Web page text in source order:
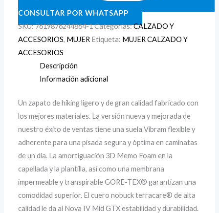
CONSULTAR POR WHATSAPP
SKU:7619876244864-1Categorías:CALZADO Y
ACCESORIOS, MUJER Etiqueta: MUJER CALZADO Y
ACCESORIOS
Descripción
Información adicional
Un zapato de hiking ligero y de gran calidad fabricado con
los mejores materiales. La versión nueva y mejorada de
nuestro éxito de ventas tiene una suela Vibram flexible y
adherente para una pisada segura y óptima en caminatas
de un día. La amortiguación 3D Memo Foam en la
capellada y la plantilla, así como una membrana
impermeable y transpirable GORE-TEX® garantizan una
comodidad superior. El cuero nobuck terracare® de alta
calidad le da al Nova IV Mid GTX estabilidad y durabilidad.